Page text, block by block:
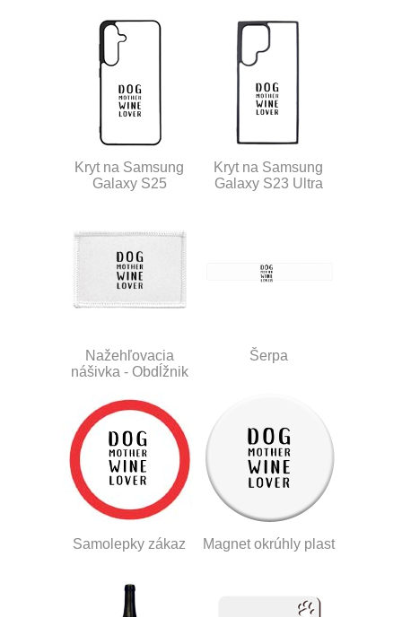
Kryt na Samsung
Galaxy S25
Kryt na Samsung
Galaxy S23 Ultra
Nažehľovacia
nášivka - Obdĺžnik
Šerpa
Samolepky zákaz Magnet okrúhly plast